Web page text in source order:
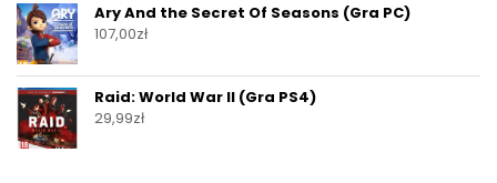
Ary And the Secret Of Seasons (Gra PC)
107,00zł
Raid: World War II (Gra PS4)
29,99zł